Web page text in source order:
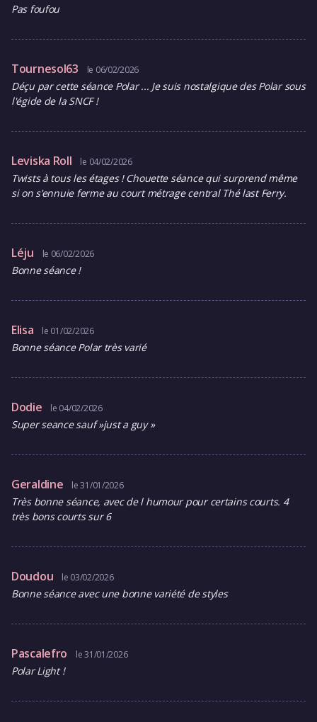
Pas foufou
Tournesol63 le 06/02/2026
Déçu par cette séance Polar ... Je suis nostalgique des Polar sous
l'égide de la SNCF !
Leviska Roll le 04/02/2026
Twists à tous les étages ! Chouette séance qui surprend même
si on s’ennuie ferme au court métrage central Thé last Ferry.
Léju le 06/02/2026
Bonne séance !
Elisa le 01/02/2026
Bonne séance Polar très varié
Dodie le 04/02/2026
Super seance sauf »just a guy »
Geraldine le 31/01/2026
Très bonne séance, avec de l humour pour certains courts. 4
très bons courts sur 6
Doudou le 03/02/2026
Bonne séance avec une bonne variété de styles
Pascalefro le 31/01/2026
Polar Light !